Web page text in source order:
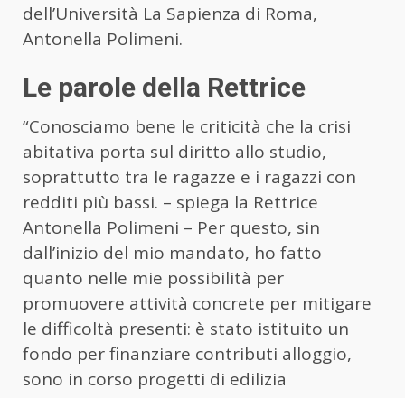
dell’Università La Sapienza di Roma,
Antonella Polimeni.
Le parole della Rettrice
“Conosciamo bene le criticità che la crisi
abitativa porta sul diritto allo studio,
soprattutto tra le ragazze e i ragazzi con
redditi più bassi. – spiega la Rettrice
Antonella Polimeni – Per questo, sin
dall’inizio del mio mandato, ho fatto
quanto nelle mie possibilità per
promuovere attività concrete per mitigare
le difficoltà presenti: è stato istituito un
fondo per finanziare contributi alloggio,
sono in corso progetti di edilizia